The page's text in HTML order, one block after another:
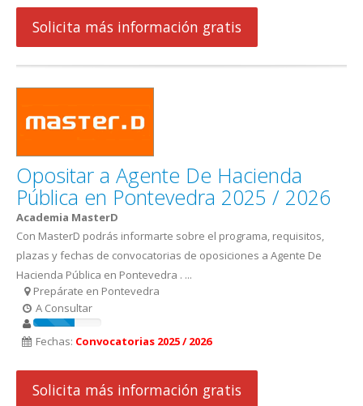
Solicita más información gratis
Opositar a Agente De Hacienda
Pública en Pontevedra 2025 / 2026
Academia MasterD
Con MasterD podrás informarte sobre el programa, requisitos,
plazas y fechas de convocatorias de oposiciones a Agente De
Hacienda Pública en Pontevedra . ...
Prepárate en Pontevedra
A Consultar
Fechas: Convocatorias 2025 / 2026
Solicita más información gratis